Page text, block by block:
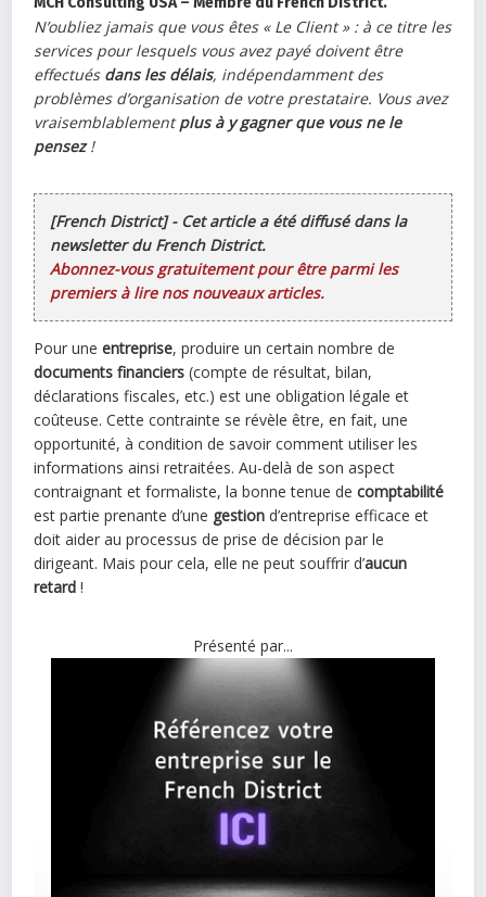
N’oubliez jamais que vous êtes « Le Client» : à ce titre les
services pour lesquels vous avez payé doivent être
effectués dans les délais, indépendamment des
problèmes d’organisation de votre prestataire. Vous avez
vraisemblablementplus à y gagner que vous ne le
pensez!
[French District] - Cet article a été diffusé dans la
newsletter du French District.
Abonnez-vous gratuitement pour être parmi les
premiers à lire nos nouveaux articles.
Pour uneentreprise, produire un certain nombre de
documents financiers (compte de résultat, bilan,
déclarations fiscales, etc.) est une obligation légale et
coûteuse. Cette contrainte se révèle être, en fait, une
opportunité, à condition de savoir comment utiliser les
informations ainsi retraitées. Au-delà de son aspect
contraignant et formaliste, la bonne tenue decomptabilité
est partie prenante d’une gestion d’entreprise efficace et
doit aider au processus de prise de décision par le
dirigeant. Mais pour cela, elle ne peut souffrir d’aucun
retard !
Présenté par...